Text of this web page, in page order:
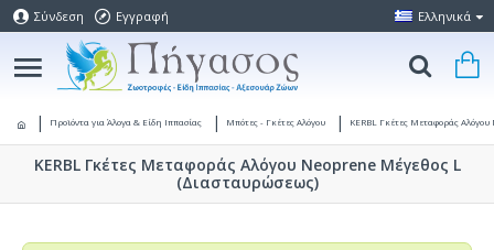
Σύνδεση Εγγραφή Ελληνικά
Προϊόντα για Άλογα & Είδη Ιππασίας Μπότες - Γκέτες Αλόγου KERBL Γκέτες Μεταφοράς
KERBL Γκέτες Μεταφοράς Αλόγου Neoprene Μέγεθος L
(Διασταυρώσεως)